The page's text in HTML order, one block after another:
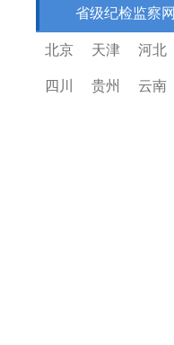
省级纪检监察网
北京 天津 河北
四川 贵州 云南